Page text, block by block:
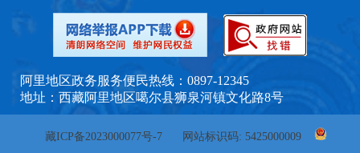
阿里地区政务服务便民热线：0897-12345
地址：西藏阿里地区噶尔县狮泉河镇文化路8号
藏ICP备2023000077号-7 网站标识码: 5425000009